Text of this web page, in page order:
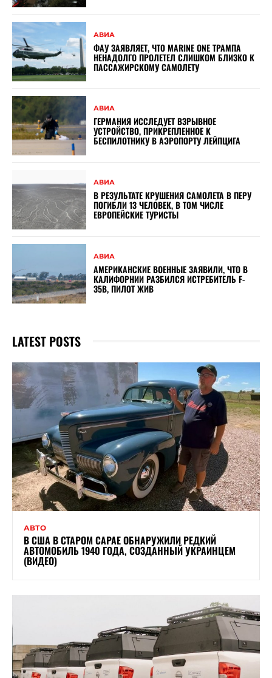
АВИА
ФАУ ЗАЯВЛЯЕТ, ЧТО MARINE ONE ТРАМПА
НЕНАДОЛГО ПРОЛЕТЕЛ СЛИШКОМ БЛИЗКО К
ПАССАЖИРСКОМУ САМОЛЕТУ
АВИА
ГЕРМАНИЯ ИССЛЕДУЕТ ВЗРЫВНОЕ
УСТРОЙСТВО, ПРИКРЕПЛЕННОЕ К
БЕСПИЛОТНИКУ В АЭРОПОРТУ ЛЕЙПЦИГА
АВИА
В РЕЗУЛЬТАТЕ КРУШЕНИЯ САМОЛЕТА В ПЕРУ
ПОГИБЛИ 13 ЧЕЛОВЕК, В ТОМ ЧИСЛЕ
ЕВРОПЕЙСКИЕ ТУРИСТЫ
АВИА
АМЕРИКАНСКИЕ ВОЕННЫЕ ЗАЯВИЛИ, ЧТО В
КАЛИФОРНИИ РАЗБИЛСЯ ИСТРЕБИТЕЛЬ F-
35B, ПИЛОТ ЖИВ
LATEST POSTS
АВТО
В США В СТАРОМ САРАЕ ОБНАРУЖИЛИ РЕДКИЙ
АВТОМОБИЛЬ 1940 ГОДА, СОЗДАННЫЙ УКРАИНЦЕМ
(ВИДЕО)